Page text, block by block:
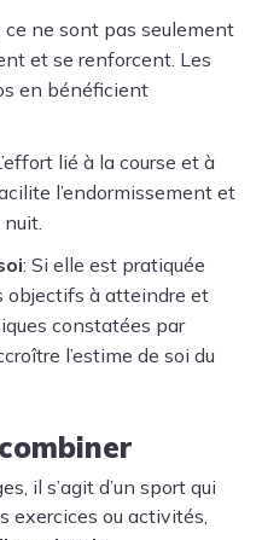
ce ne sont pas seulement
et se renforcent. Les
en bénéficient
lié à la course et à
l’endormissement et
: Si elle est pratiquée
objectifs à atteindre et
constatées par
l’estime de soi du
il s’agit d’un sport qui
exercices ou activités,